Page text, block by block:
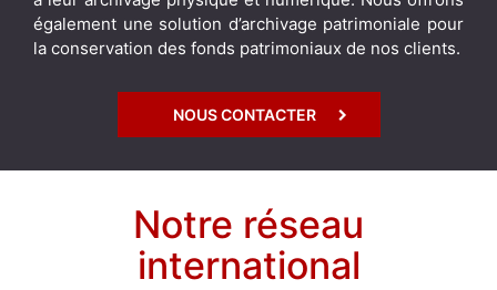
également une solution d’archivage patrimoniale pour
la conservation des fonds patrimoniaux de nos clients.
NOUS CONTACTER
Notre réseau
international